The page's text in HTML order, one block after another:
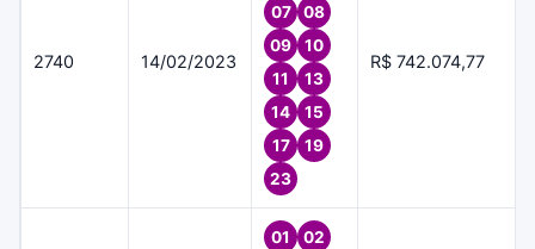
2740 14/02/2023
07
08
09
10
11
13
14
15
17
19
23
R$ 742.074,77
01
02